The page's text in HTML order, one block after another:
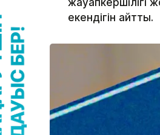
жауапкершілігі
екендігін айтты.